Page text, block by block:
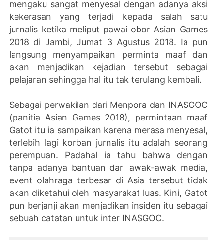
mengaku sangat menyesal dengan adanya aksi
kekerasan yang terjadi kepada salah satu
jurnalis ketika meliput pawai obor Asian Games
2018 di Jambi, Jumat 3 Agustus 2018. Ia pun
langsung menyampaikan perminta maaf dan
akan menjadikan kejadian tersebut sebagai
pelajaran sehingga hal itu tak terulang kembali.
Sebagai perwakilan dari Menpora dan INASGOC
(panitia Asian Games 2018), permintaan maaf
Gatot itu ia sampaikan karena merasa menyesal,
terlebih lagi korban jurnalis itu adalah seorang
perempuan. Padahal ia tahu bahwa dengan
tanpa adanya bantuan dari awak-awak media,
event olahraga terbesar di Asia tersebut tidak
akan diketahui oleh masyarakat luas. Kini, Gatot
pun berjanji akan menjadikan insiden itu sebagai
sebuah catatan untuk inter INASGOC.